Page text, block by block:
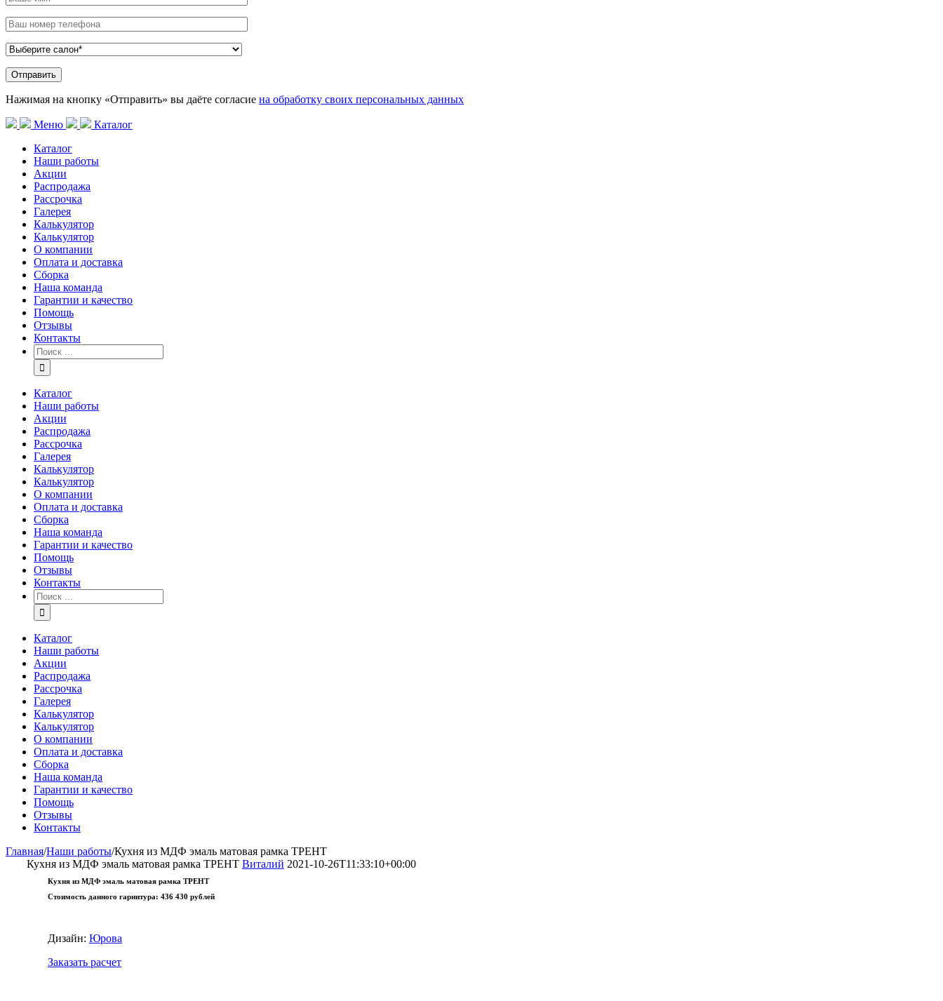
Нажимая на кнопку «Отправить» вы даёте согласие на обработку своих персональных данных
Меню
Каталог
Каталог
Наши работы
Акции
Распродажа
Рассрочка
Галерея
Калькулятор
Калькулятор
О компании
Оплата и доставка
Сборка
Наша команда
Гарантии и качество
Помощь
Отзывы
Контакты
Каталог
Наши работы
Акции
Распродажа
Рассрочка
Галерея
Калькулятор
Калькулятор
О компании
Оплата и доставка
Сборка
Наша команда
Гарантии и качество
Помощь
Отзывы
Контакты
Каталог
Наши работы
Акции
Распродажа
Рассрочка
Галерея
Калькулятор
Калькулятор
О компании
Оплата и доставка
Сборка
Наша команда
Гарантии и качество
Помощь
Отзывы
Контакты
Главная/Наши работы/Кухня из МДФ эмаль матовая рамка ТРЕНТ
Кухня из МДФ эмаль матовая рамка ТРЕНТ Виталий 2021-10-26T11:33:10+00:00
Кухня из МДФ эмаль матовая рамка ТРЕНТ
Стоимость данного гарнитура: 436 430 рублей
Дизайн: Юрова
Заказать расчет